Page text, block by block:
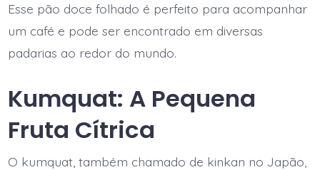
Esse pão doce folhado é perfeito para acompanhar
um café e pode ser encontrado em diversas
padarias ao redor do mundo.
Kumquat: A Pequena
Fruta Cítrica
O kumquat, também chamado de kinkan no Japão,